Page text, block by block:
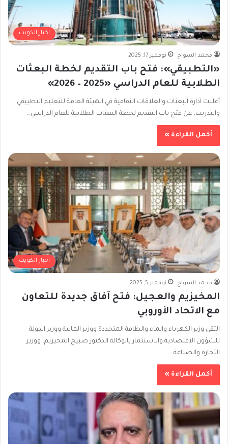
اخبار الكويت
محمد السواح نوفمبر 17, 2025
«التطبيقي»: فتح باب التقديم لخطة البعثات
الطلابية للعام الدراسي «2025 – 2026»
أعلنت ادارة البعثات والعلاقات الثقافية في الهيئة العامة للتعليم التطبيقي
والتدريب، عن فتح باب التقديم لخطة البعثات الطلابية للعام الدراسي…
أكمل القراءة »
اخبار الكويت
محمد السواح نوفمبر 5, 2025
المخيزيم والعجيل: فتح آفاق جديدة للتعاون
مع الاتحاد الأوروبي
التقى وزير الكهرباء والماء والطاقة المتجددة ووزير المالية ووزير الدولة
للشؤون الاقتصادية والاستثمار بالوكالة الدكتور صبيح المخيزيم، ووزير
التجارة والصناعة…
أكمل القراءة »